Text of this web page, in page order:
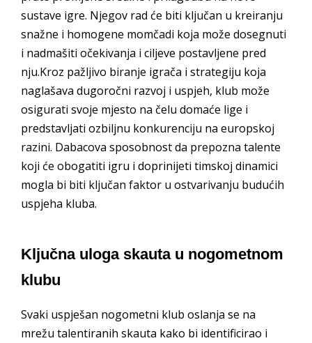
sustave igre. Njegov rad će biti ključan u kreiranju
snažne i homogene momčadi koja može dosegnuti
i nadmašiti očekivanja i ciljeve postavljene pred
nju.Kroz pažljivo biranje igrača i strategiju koja
naglašava dugoročni razvoj i uspjeh, klub može
osigurati svoje mjesto na čelu domaće lige i
predstavljati ozbiljnu konkurenciju na europskoj
razini. Dabacova sposobnost da prepozna talente
koji će obogatiti igru i doprinijeti timskoj dinamici
mogla bi biti ključan faktor u ostvarivanju budućih
uspjeha kluba.
Ključna uloga skauta u nogometnom
klubu
Svaki uspješan nogometni klub oslanja se na
mrežu talentiranih skauta kako bi identificirao i